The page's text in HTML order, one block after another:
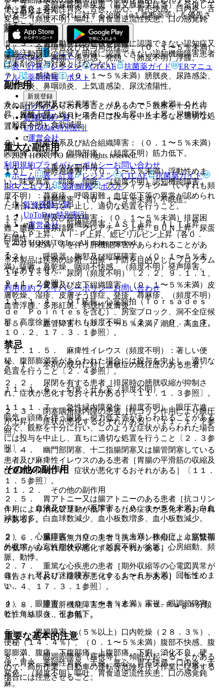
便、胃炎、萎縮性胃炎、舌炎、悪心、胃不快感、口内炎、舌
変色、（頻度不明）嘔吐、胃食道逆流性疾患、口の感覚鈍
麻。
６）． 全身障害及び投与局所様態：（０．１〜５％未満）
胸部不快感、胸痛、倦怠感、発熱、（頻度不明）浮腫。
７）． 感染症：（０．１〜５％未満）膀胱炎、尿路感染、
気管支炎、鼻咽頭炎、上気道感染、尿沈渣陽性。
８）． 代謝及び栄養障害：（０．１〜５％未満）ＣＫ上
昇、尿酸上昇、総コレステロール上昇、Ｋ上昇、尿糖陽性、
（頻度不明）食欲減退。
９）． 筋骨格系及び結合組織障害：（０．１〜５％未満）
関節痛、背部痛、側腹部痛、（頻度不明）筋力低下。
１０）． 神経系障害：（０．１〜５％未満）浮動性めま
い、味覚異常、頭痛、傾眠、（頻度不明）認知機能障害。
１１）． 精神障害：（０．１〜５％未満）不眠症。
１２）． 腎及び尿路障害：（０．１〜５％未満）排尿困
難、膿尿、排尿躊躇、クレアチニン上昇、ＢＵＮ上昇、尿蛋
白陽性。
１３）． 呼吸器、胸郭及び縦隔障害：（０．１〜５％未
満）咳嗽、鼻乾燥、咽頭不快感、（頻度不明）発声障害。
１４）． 皮膚及び皮下組織障害：（０．１〜５％未満）皮
膚乾燥、湿疹、皮膚そう痒症、発疹、蕁麻疹、（頻度不明）
血管浮腫、多形紅斑、剥脱性皮膚炎。
１５）． 血管障害：（０．１〜５％未満）潮紅、高血圧。
禁忌
２．１． 本剤の成分に対し過敏症の既往歴のある患者。
２．２． 尿閉を有する患者［排尿時の膀胱収縮が抑制さ
れ、症状が悪化するおそれがある］〔１１．１．３参照〕。
２．３． 閉塞隅角緑内障の患者［抗コリン作用により眼圧
が上昇し、症状が悪化するおそれがある］〔１１．１．７参
照〕。
２．４． 幽門部閉塞、十二指腸閉塞又は腸管閉塞している
患者及び麻痺性イレウスのある患者［胃腸の平滑筋の収縮及
び運動が抑制され、症状が悪化するおそれがある］〔１１．
１．５参照〕。
２．５． 胃アトニー又は腸アトニーのある患者［抗コリン
作用により消化管運動が低下するため症状が悪化するおそれ
がある］。
２．６． 重症筋無力症の患者［抗コリン作用により筋緊張
の低下がみられ症状が悪化するおそれがある］。
２．７． 重篤な心疾患の患者［期外収縮等の心電図異常が
報告されており、症状が悪化するおそれがある］〔１１．
１．４、１７．３．１参照〕。
２．８． 重度肝機能障害患者（Ｃｈｉｌｄ−Ｐｕｇｈ分類
Ｃ）〔９．３．１参照〕。
重要な基本的注意
８．１． 眼調節障害（霧視等）、傾眠が起こることがある
ので、高所作業、自動車の運転等危険を伴う作業に従事する
場合には注意させること。
５．２． 下部尿路閉塞疾患（前立腺肥大症等）を合併して
いる患者では、それに対する治療（α１遮断薬等）を優先さ
せること。
５．３． 過活動膀胱の症状を明確に認識できない認知症又
は過活動膀胱の症状を明確に認識できない認知機能障害患者
は本剤の投与対象とはならない。
副作用
次の副作用があらわれることがあるので、観察を十分に行
い、異常が認められた場合には投与を中止するなど適切な処
置を行うこと。
重大な副作用
１１．１． 重大な副作用
１１．１．１． ショック、アナフィラキシー（いずれも頻
度不明）：蕁麻疹、呼吸困難、血圧低下等の異常が認められ
た場合には投与を中止し、適切な処置を行うこと。
１１．１．２． 肝機能障害：ＡＳＴ上昇、ＡＬＴ上昇、
γ−ＧＴＰ上昇、Ａｌ−Ｐ上昇、総ビリルビン上昇（各０．
１〜５％未満）等を伴う肝機能障害があらわれることがあ
る。
１１．１．３． 尿閉（頻度不明）〔２．２、９．１．１、
９．１．２参照〕。
１１．１．４． ＱＴ延長、心室頻拍（Ｔｏｒｓａｄｅｓ
ｄｅ Ｐｏｉｎｔｅｓを含む）、房室ブロック、洞不全症候
群、高度徐脈（いずれも頻度不明）〔２．７、９．１．３、
１０．２、１７．３．１参照〕。
１１．１．５． 麻痺性イレウス（頻度不明）：著しい便
秘、腹部膨満等があらわれた場合には投与を中止し、適切な
処置を行うこと〔２．４参照〕。
１１．１．６． 幻覚・せん妄（頻度不明）。
１１．１．７． 急性緑内障発作（頻度不明）：眼圧亢進、
嘔気、頭痛を伴う眼痛、視力低下等があらわれることがある
ので、観察を十分に行い、このような症状があらわれた場合
には投与を中止し、直ちに適切な処置を行うこと〔２．３参
照〕。
その他の副作用
１１．２． その他の副作用
１）． 血液及びリンパ系障害：（０．１〜５％未満）白血
球数増多、白血球数減少、血小板数増多、血小板数減少。
２）． 心臓障害：（０．１〜５％未満）狭心症、上室性期
外収縮、心室性期外収縮、（頻度不明）徐脈、心房細動、頻
脈、動悸。
３）． 耳及び迷路障害：（０．１〜５％未満）回転性めま
い。
４）． 眼障害：（０．１〜５％未満）霧視、眼調節障害、
乾性角結膜炎、視力低下。
５）． 胃腸障害：（５％以上）口内乾燥（２８．３％）、
便秘（１４．４％）、（０．１〜５％未満）腹部不快感、腹
部膨満、腹痛、下腹部痛、上腹部痛、下痢、消化不良、硬
便、胃炎、萎縮性胃炎、舌炎、悪心、胃不快感、口内炎、舌
変色、（頻度不明）嘔吐、胃食道逆流性疾患、口の感覚鈍
麻。
ではありません。
ホーム
ノート
表・計算
レジメン CTCAE 抗菌薬ガイド
ERマニュ
アル
薬剤情報 ポスト
新規登録
ログイン
監修医師一覧
UpToDate特別割引
運営会社
© 2021 HOKUTO Inc. All rights reserved.
利用規約プライバシーポリシーお問い合わせ
ホーム
表・計算 レジメン CTCAE
抗菌薬ガイド
ERマニュアル
薬剤情報 ポスト
監修医師一覧
UpToDate特別割引
運営会社
© 2021 HOKUTO Inc. All rights reserved.
※本製品は疾病の診断・治療・予防を目的としたプログラム
ではありません。
利用規約プライバシーポリシーお問い合わせ